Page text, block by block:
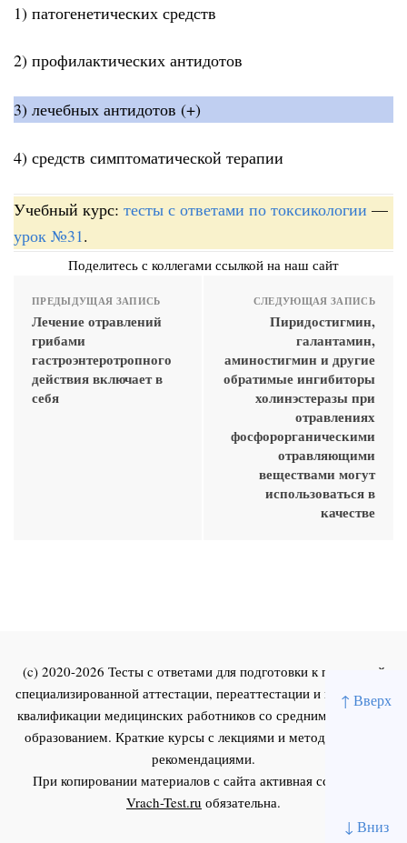
↑ Вверх
↓ Вниз
1) патогенетических средств
2) профилактических антидотов
3) лечебных антидотов (+)
4) средств симптоматической терапии
Учебный курс: тесты с ответами по токсикологии —
урок №31.
Поделитесь с коллегами ссылкой на наш сайт
ПРЕДЫДУЩАЯ ЗАПИСЬ
Лечение отравлений
грибами
гастроэнтеротропного
действия включает в
себя
СЛЕДУЮЩАЯ ЗАПИСЬ
Пиридостигмин,
галантамин,
аминостигмин и другие
обратимые ингибиторы
холинэстеразы при
отравлениях
фосфорорганическими
отравляющими
веществами могут
использоваться в
качестве
(c) 2020-2026 Тесты с ответами для подготовки к первичной
специализированной аттестации, переаттестации и повышения
квалификации медицинских работников со средним и высшим
образованием. Краткие курсы с лекциями и методическими
рекомендациями.
При копировании материалов с сайта активная ссылка на
Vrach-Test.ru обязательна.